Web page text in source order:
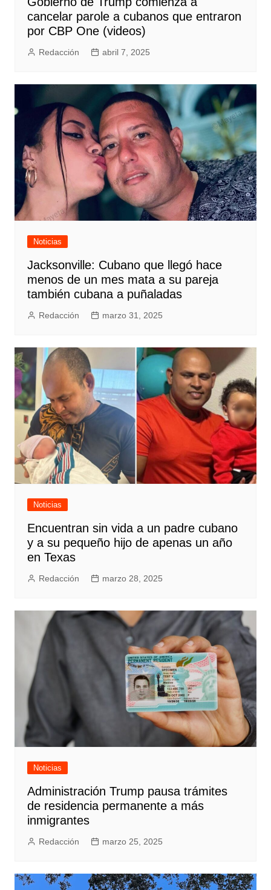
cancelar parole a cubanos que entraron
por CBP One (videos)
Redacción abril 7, 2025
Noticias
Jacksonville: Cubano que llegó hace
menos de un mes mata a su pareja
también cubana a puñaladas
Redacción marzo 31, 2025
Noticias
Encuentran sin vida a un padre cubano
y a su pequeño hijo de apenas un año
en Texas
Redacción marzo 28, 2025
Noticias
Administración Trump pausa trámites
de residencia permanente a más
inmigrantes
Redacción marzo 25, 2025